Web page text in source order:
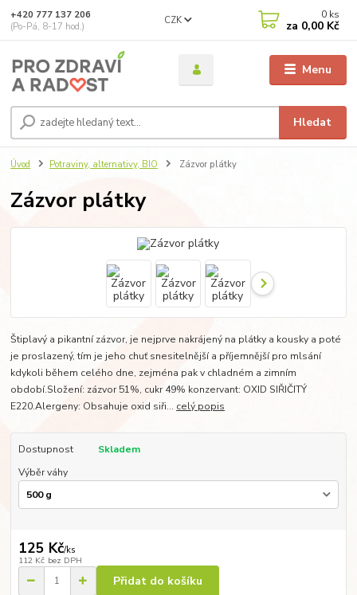
Menu
CZK
Hledat
+420 777 137 206
(Po-Pá, 8-17 hod.)
0 ks
za 0,00 Kč
Úvod Potraviny, alternativy, BIO Zázvor plátky
Zázvor plátky
Štiplavý a pikantní zázvor, je nejprve nakrájený na plátky a kousky a poté
je proslazený, tím je jeho chuť snesitelnější a příjemnější pro mlsání
kdykoli během celého dne, zejména pak v chladném a zimním
období.Složení: zázvor 51%, cukr 49% konzervant: OXID SIŘIČITÝ
E220.Alergeny: Obsahuje oxid siři... celý popis
Dostupnost
Skladem
Výběr váhy
125 Kč/ks
112 Kč bez DPH
Přidat do košíku